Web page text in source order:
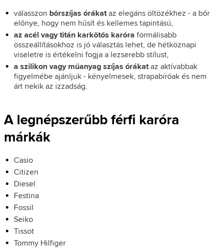
válasszon bőrszíjas órákataz elegáns öltözékhez - a bőr
előnye, hogy nem hűsít és kellemes tapintású,
az acél vagy titán karkötős karóra formálisabb
összeállításokhoz is jó választás lehet, de hétköznapi
viseletre is értékelni fogja a lezserebb stílust,
a szilikon vagy műanyag szíjas órákataz aktívabbak
figyelmébe ajánljuk - kényelmesek, strapabíróak és nem
árt nekik az izzadság.
A legnépszerűbb férfi karóra
márkák
Casio
Citizen
Diesel
Festina
Fossil
Seiko
Tissot
Tommy Hilfiger